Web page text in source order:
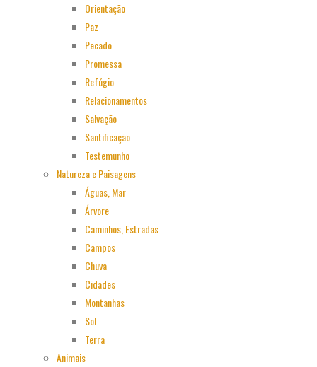
Orientação
Paz
Pecado
Promessa
Refúgio
Relacionamentos
Salvação
Santificação
Testemunho
Natureza e Paisagens
Águas, Mar
Árvore
Caminhos, Estradas
Campos
Chuva
Cidades
Montanhas
Sol
Terra
Animais